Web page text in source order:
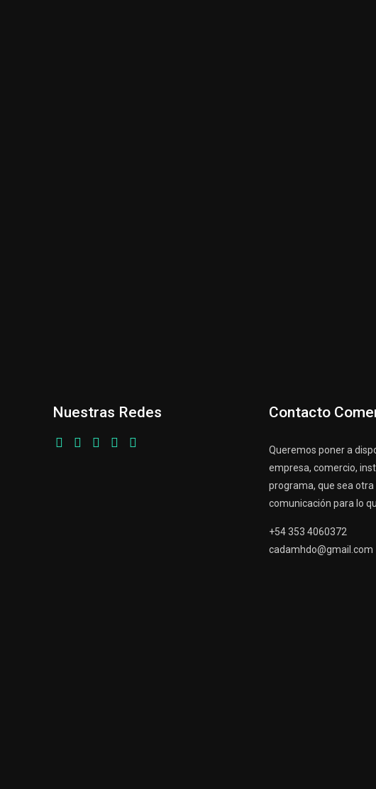
Nuestras Redes Contacto
Queremos poner a
empresa, comercio,
programa, que sea
comunicación para lo
+54 353 4060372
cadamhdo@gmail.com